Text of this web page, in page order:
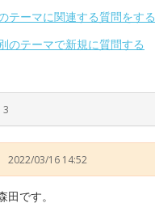
テーマに関連する質問をする
のテーマで新規に質問する
3
2022/03/16 14:52
田です。